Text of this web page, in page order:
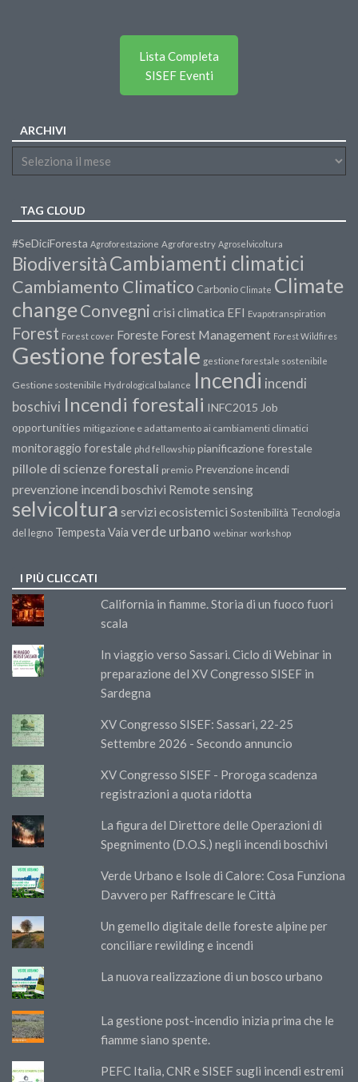
Lista Completa
SISEF Eventi
ARCHIVI
TAG CLOUD
#SeDiciForesta Agroforestazione Agroforestry Agroselvicoltura
BiodiversitàCambiamenti climatici
Cambiamento Climatico Carbonio Climate Climate
changeConvegni crisi climatica EFI Evapotranspiration
Forest Forest cover Foreste Forest Management Forest Wildfires
Gestione forestale gestione forestale sostenibile
Gestione sostenibile Hydrological balance Incendi incendi
boschivi Incendi forestali INFC2015 Job
opportunities mitigazione e adattamento ai cambiamenti climatici
monitoraggio forestale phd fellowship pianificazione forestale
pillole di scienze forestali premio Prevenzione incendi
prevenzione incendi boschivi Remote sensing
selvicoltura servizi ecosistemici Sostenibilità Tecnologia
del legno Tempesta Vaia verde urbano webinar workshop
I PIÙ CLICCATI
California in fiamme. Storia di un fuoco fuori
scala
In viaggio verso Sassari. Ciclo di Webinar in
preparazione del XV Congresso SISEF in
Sardegna
XV Congresso SISEF: Sassari, 22-25
Settembre 2026 - Secondo annuncio
XV Congresso SISEF - Proroga scadenza
registrazioni a quota ridotta
La figura del Direttore delle Operazioni di
Spegnimento (D.O.S.) negli incendi boschivi
Verde Urbano e Isole di Calore: Cosa Funziona
Davvero per Raffrescare le Città
Un gemello digitale delle foreste alpine per
conciliare rewilding e incendi
La nuova realizzazione di un bosco urbano
La gestione post-incendio inizia prima che le
fiamme siano spente.
PEFC Italia, CNR e SISEF sugli incendi estremi